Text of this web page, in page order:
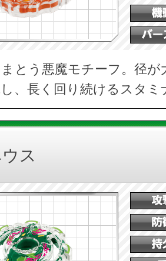
とう悪魔モチーフ。径
、長く回り続けるスタミ
ス